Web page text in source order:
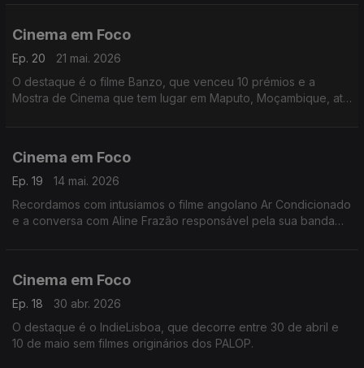
Cinema em Foco
Ep. 20
21 mai. 2026
O destaque é o filme Banzo, que venceu 10 prémios e a
Mostra de Cinema que tem lugar em Maputo, Moçambique, até
Cinema em Foco
Ep. 19
14 mai. 2026
Recordamos com intusiamos o filme angolano Ar Condicionado
e a conversa com Aline Frazão responsável pela sua banda
Cinema em Foco
Ep. 18
30 abr. 2026
O destaque é o IndieLisboa, que decorre entre 30 de abril e
10 de maio sem filmes originários dos PALOP.